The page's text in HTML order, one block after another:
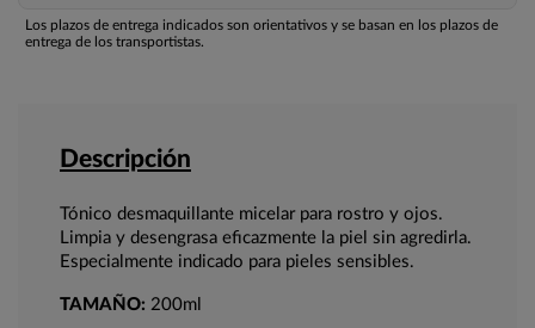
Los plazos de entrega indicados son orientativos y se basan en los plazos de
entrega de los transportistas.
Descripción
Tónico desmaquillante micelar para rostro y ojos.
Limpia y desengrasa eficazmente la piel sin agredirla.
Especialmente indicado para pieles sensibles.
TAMAÑO: 200ml